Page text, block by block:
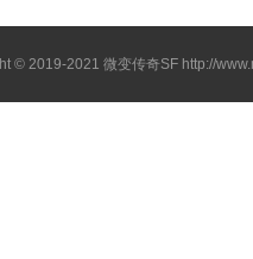
© 2019-2021 微变传奇SF http://